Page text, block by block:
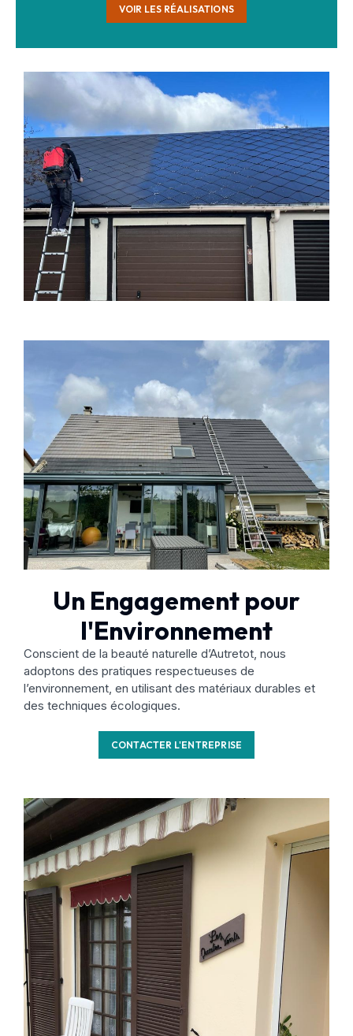
VOIR LES RÉALISATIONS
Un Engagement pour
l'Environnement
Conscient de la beauté naturelle d’Autretot, nous
adoptons des pratiques respectueuses de
l’environnement, en utilisant des matériaux durables et
des techniques écologiques.
CONTACTER L'ENTREPRISE